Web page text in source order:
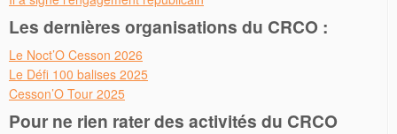
Les dernières organisations du CRCO :
Le Noct’O Cesson 2026
Le Défi 100 balises 2025
Cesson’O Tour 2025
Pour ne rien rater des activités du CRCO